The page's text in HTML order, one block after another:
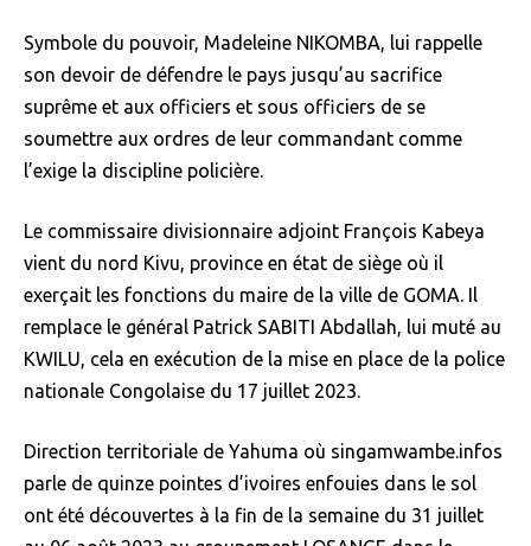
Symbole du pouvoir, Madeleine NIKOMBA, lui rappelle
son devoir de défendre le pays jusqu’au sacrifice
suprême et aux officiers et sous officiers de se
soumettre aux ordres de leur commandant comme
l’exige la discipline policière.
Le commissaire divisionnaire adjoint François Kabeya
vient du nord Kivu, province en état de siège où il
exerçait les fonctions du maire de la ville de GOMA. Il
remplace le général Patrick SABITI Abdallah, lui muté au
KWILU, cela en exécution de la mise en place de la police
nationale Congolaise du 17 juillet 2023.
Direction territoriale de Yahuma où singamwambe.infos
parle de quinze pointes d’ivoires enfouies dans le sol
ont été découvertes à la fin de la semaine du 31 juillet